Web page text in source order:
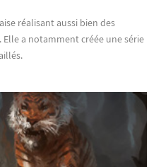
réalisant aussi bien des
a notamment créée une série